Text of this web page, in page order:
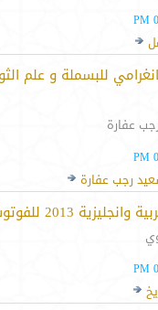
للبسملة و علم
عفارة
رجب عفارة
2013 للفوتوشوب